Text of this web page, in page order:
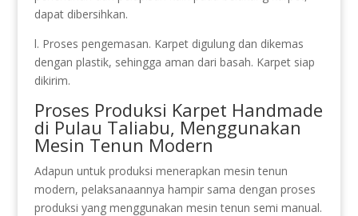
dapat dibersihkan.
l. Proses pengemasan. Karpet digulung dan dikemas
dengan plastik, sehingga aman dari basah. Karpet siap
dikirim.
Proses Produksi Karpet Handmade
di Pulau Taliabu, Menggunakan
Mesin Tenun Modern
Adapun untuk produksi menerapkan mesin tenun
modern, pelaksanaannya hampir sama dengan proses
produksi yang menggunakan mesin tenun semi manual.